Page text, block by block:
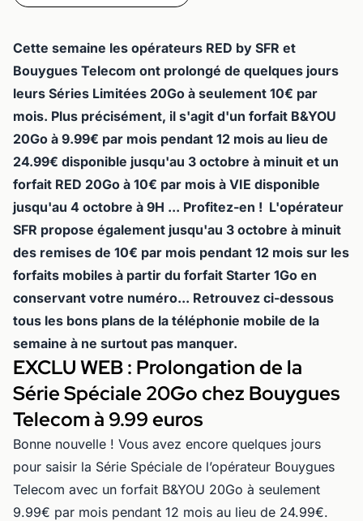
Cette semaine les opérateurs RED by SFR et
Bouygues Telecom ont prolongé de quelques jours
leurs Séries Limitées 20Go à seulement 10€ par
mois. Plus précisément, il s'agit d'un forfait B&YOU
20Go à 9.99€ par mois pendant 12 mois au lieu de
24.99€ disponible jusqu'au 3 octobre à minuit et un
forfait RED 20Go à 10€ par mois à VIE disponible
jusqu'au 4 octobre à 9H ... Profitez-en ! L'opérateur
SFR propose également jusqu'au 3 octobre à minuit
des remises de 10€ par mois pendant 12 mois sur les
forfaits mobiles à partir du forfait Starter 1Go en
conservant votre numéro... Retrouvez ci-dessous
tous les bons plans de la téléphonie mobile de la
semaine à ne surtout pas manquer.
EXCLU WEB : Prolongation de la
Série Spéciale 20Go chez Bouygues
Telecom à 9.99 euros
Bonne nouvelle ! Vous avez encore quelques jours
pour saisir la Série Spéciale de l’opérateur Bouygues
Telecom avec un forfait B&YOU 20Go à seulement
9.99€ par mois pendant 12 mois au lieu de 24.99€.